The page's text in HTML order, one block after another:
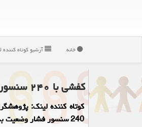
خانه آرشیو كوتاه كننده
کفشی با ۲۴۰ سنسور برای ردیابی حرکات کل بدن
کوتاه کننده لینک:
240 سنسور فشار وضعیت بدن و حرکات آنرا ردیابی می کند.